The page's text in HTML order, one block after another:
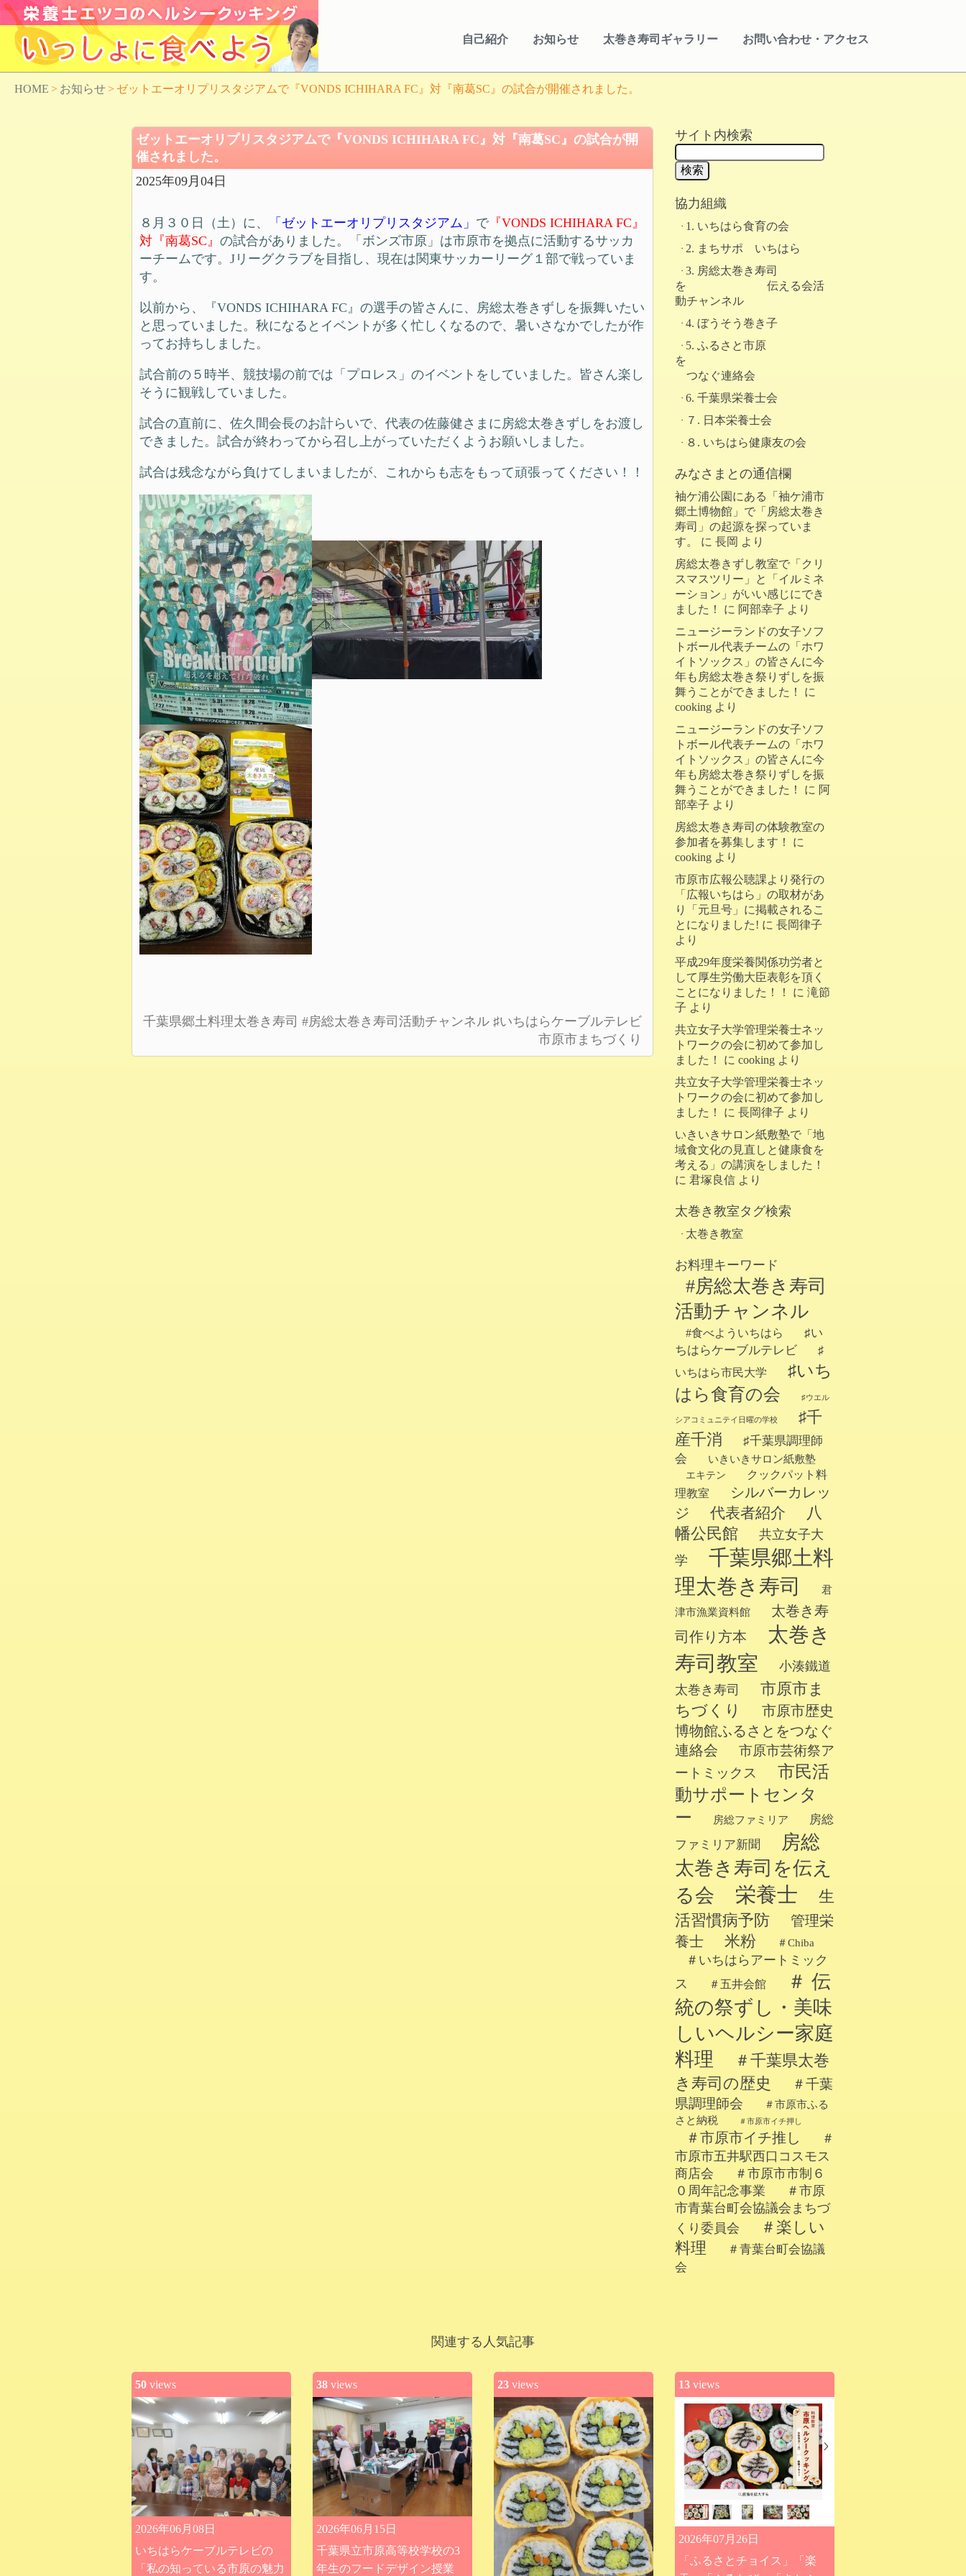
自己紹介 お知らせ 太巻き寿司ギャラリー お問い合わせ・アクセス
HOME > お知らせ> ゼットエーオリプリスタジアムで『VONDS ICHIHARA FC』対『南葛SC』の試合が開催されました。
ゼットエーオリプリスタジアムで『VONDS ICHIHARA FC』対『南葛SC』の試合が開
催されました。
2025年09月04日
８月３０日（土）に、 「ゼットエーオリプリスタジアム」 で『VONDS ICHIHARA FC』
対『南葛SC』 の試合がありました。「ボンズ市原」は市原市を拠点に活動するサッカ
ーチームです。Jリーグクラブを目指し、現在は関東サッカーリーグ１部で戦っていま
す。
以前から、『VONDS ICHIHARA FC』の選手の皆さんに、房総太巻きずしを振舞いたい
と思っていました。秋になるとイベントが多く忙しくなるので、暑いさなかでしたが作
ってお持ちしました。
試合前の５時半、競技場の前では「プロレス」のイベントをしていました。皆さん楽し
そうに観戦していました。
試合の直前に、佐久間会長のお計らいで、代表の佐藤健さまに房総太巻きずしをお渡し
できました。試合が終わってから召し上がっていただくようお願いしました。
試合は残念ながら負けてしまいましたが、これからも志をもって頑張ってください！！
千葉県郷土料理太巻き寿司 #房総太巻き寿司活動チャンネル ♯いちはらケーブルテレビ
市原市まちづくり
サイト内検索
協力組織
1. いちはら食育の会
2. まちサポ いちはら
3. 房総太巻き寿司
を 伝える会活
動チャンネル
4. ぼうそう巻き子
5. ふるさと市原
を
つなぐ連絡会
6. 千葉県栄養士会
７. 日本栄養士会
８. いちはら健康友の会
みなさまとの通信欄
袖ケ浦公園にある「袖ケ浦市
郷土博物館」で「房総太巻き
寿司」の起源を探っていま
す。
に 長岡 より
房総太巻きずし教室で「クリ
スマスツリー」と「イルミネ
ーション」がいい感じにでき
ました！
に 阿部幸子 より
ニュージーランドの女子ソフ
トボール代表チームの「ホワ
イトソックス」の皆さんに今
年も房総太巻き祭りずしを振
舞うことができました！
に
cooking より
ニュージーランドの女子ソフ
トボール代表チームの「ホワ
イトソックス」の皆さんに今
年も房総太巻き祭りずしを振
舞うことができました！
に 阿
部幸子 より
房総太巻き寿司の体験教室の
参加者を募集します！
に
cooking より
市原市広報公聴課より発行の
「広報いちはら」の取材があ
り「元旦号」に掲載されるこ
とになりました! に 長岡律子
より
平成29年度栄養関係功労者と
して厚生労働大臣表彰を頂く
ことになりました！！
に 滝節
子 より
共立女子大学管理栄養士ネッ
トワークの会に初めて参加し
ました！
に cooking より
共立女子大学管理栄養士ネッ
トワークの会に初めて参加し
ました！
に 長岡律子 より
いきいきサロン紙敷塾で「地
域食文化の見直しと健康食を
考える」の講演をしました！
に 君塚良信 より
太巻き教室タグ検索
太巻き教室
お料理キーワード
#房総太巻き寿司
活動チャンネル
#食べよういちはら
♯い
ちはらケーブルテレビ
♯
いちはら市民大学
♯いち
はら食育の会
♯ウエル
シアコミュニテイ日曜の学校
♯千
産千消
♯千葉県調理師
会
いきいきサロン紙敷塾
エキテン
クックパット料
理教室
シルバーカレッ
ジ
代表者紹介
八
幡公民館
共立女子大
学
千葉県郷土料
理太巻き寿司
君
津市漁業資料館
太巻き寿
司作り方本
太巻き
寿司教室
小湊鐵道
太巻き寿司
市原市ま
ちづくり
市原市歴史
博物館ふるさとをつなぐ
連絡会
市原市芸術祭ア
ートミックス
市民活
動サポートセンタ
ー
房総ファミリア
房総
ファミリア新聞
房総
太巻き寿司を伝え
る会
栄養士
生
活習慣病予防
管理栄
養士
米粉 ＃Chiba
＃いちはらアートミック
ス
＃五井会館
＃ 伝
統の祭ずし・美味
しいヘルシー家庭
料理
＃千葉県太巻
き寿司の歴史
＃千葉
県調理師会
＃市原市ふる
さと納税
＃市原市イチ押し
＃市原市イチ推し
＃
市原市五井駅西口コスモス
商店会
＃市原市市制６
０周年記念事業
＃市原
市青葉台町会協議会まちづ
くり委員会
＃楽しい
料理
＃青葉台町会協議
会
関連する人気記事
50 views
2026年06月08日
いちはらケーブルテレビの
「私の知っている市原の魅力
38 views
2026年06月15日
千葉県立市原高等校学校の3
年生のフードデザイン授業
23 views 13 views
2026年07月26日
「ふるさとチョイス」「楽